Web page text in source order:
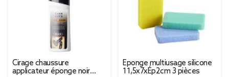
Cirage chaussure
applicateur éponge noir
Éponge multiusage silicone
11,5x7xÉp2cm 3 pièces